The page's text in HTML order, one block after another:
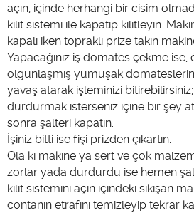
açın, içinde herhangi bir cisim
kilit sistemi ile kapatıp kilitleyin.
kapalı iken topraklı prize takın
Yapacağınız iş domates çekme ise;
olgunlaşmış yumuşak
yavaş atarak işleminizi
durdurmak isterseniz içine bir şey
sonra şalteri kapatın.
İşiniz bitti ise fişi prizden çıkartın.
Ola ki makine ya sert ve çok
zorlar yada durdurdu ise hemen
kilit sistemini açın içindeki sıkışan
contanın etrafını temizleyip tekrar